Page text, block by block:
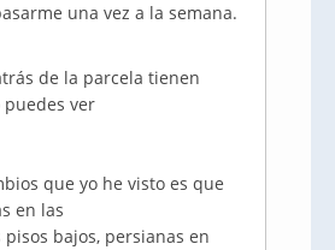
una vez a la semana.
de la parcela tienen
ver
que yo he visto es que
en las
bajos, persianas en